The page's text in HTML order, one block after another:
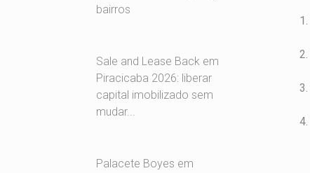
bairros
Sale and Lease Back em
Piracicaba 2026: liberar
capital imobilizado sem
mudar...
Palacete Boyes em